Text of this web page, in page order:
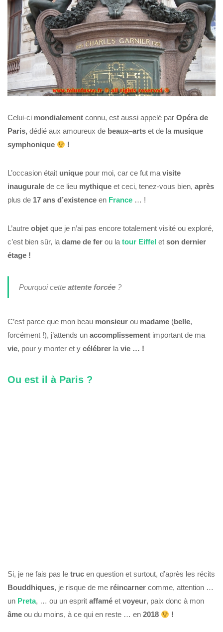
Celui-ci mondialement connu, est aussi appelé par Opéra de
Paris, dédié aux amoureux de beaux–arts et de la musique
symphonique
!
L’occasion était unique pour moi, car ce fut ma visite
inaugurale de ce lieu mythique et ceci, tenez-vous bien, après
plus de 17 ans d’existence en France … !
L’autre objet que je n’ai pas encore totalement visité ou exploré,
c’est bien sûr, la dame de fer ou la tour Eiffel et son dernier
étage !
Pourquoi cette attente forcée?
C’est parce que mon beau monsieur ou madame (belle,
forcément !), j’attends un accomplissement important de ma
vie, pour y monter et y célébrer la vie … !
Ou est il à Paris ?
Si, je ne fais pas le truc en question et surtout, d’après les récits
Bouddhiques, je risque de me réincarner comme, attention …
un Preta, … ou un esprit affamé et voyeur, paix donc à mon
âme ou du moins, à ce qui en reste … en 2018 !